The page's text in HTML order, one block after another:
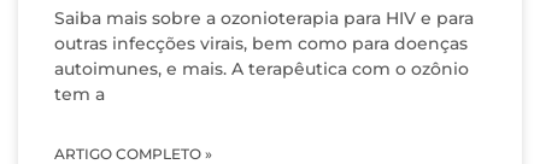
Saiba mais sobre a ozonioterapia para HIV e para
outras infecções virais, bem como para doenças
autoimunes, e mais. A terapêutica com o ozônio
tem a
ARTIGO COMPLETO »